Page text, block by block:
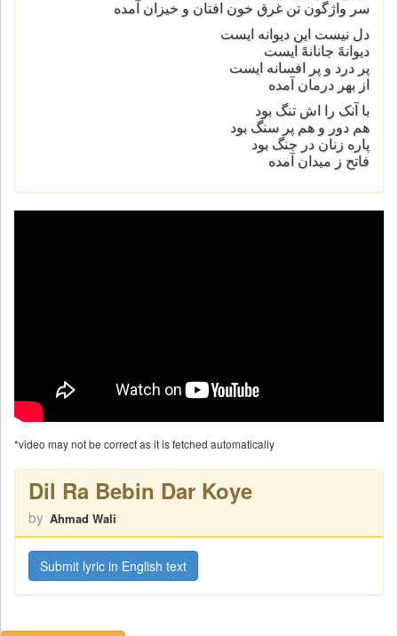
سر واژگون تن غرق خون افتان و خیزان آمده
دل نیست این دیوانه ایست
دیوانهً جانانهً ایست
پر درد و پر افسانه ایست
از بهر درمان آمده
با آنک را اش تنگ بود
هم دور و هم پر سنگ بود
پاره زنان در جنگ بود
فاتح ز میدان آمده
*video may not be correct as it is fetched automatically
Dil Ra Bebin Dar Koye
by Ahmad Wali
Submit lyric in English text